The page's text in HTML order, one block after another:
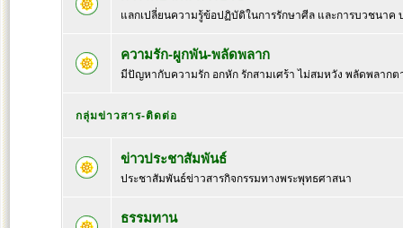
แลกเปลี่ยนความรู้ข้อปฏิบัติในการรักษาศีล และการบวชนา
ความรัก-ผูกพัน-พลัดพลาก
มีปัญหากับความรัก อกหัก รักสามเศร้า ไม่สมหวัง พลัดพลาก
กลุ่มข่าวสาร-ติดต่อ
ข่าวประชาสัมพันธ์
ประชาสัมพันธ์ข่าวสารกิจกรรมทางพระพุทธศาสนา
ธรรมทาน